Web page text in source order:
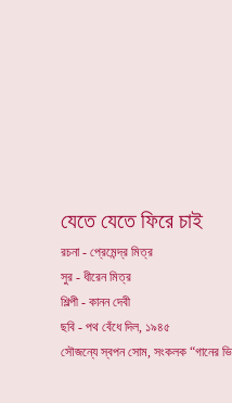
যেতে যেতে ফিরে চাই
রচনা - প্রেমেন্দ্র মিত্র
সুর - ধীরেন মিত্র
শিল্পী - কানন দেবী
ছবি - পথ বেঁধে দিল, ১৯৪৫
সৌজন্যে স্বপন সোম, সংকলক “গানের